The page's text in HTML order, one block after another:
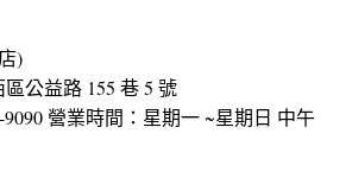
)
公益路 155 巷 5 號
營業時間：星期一 ~星期日 中午